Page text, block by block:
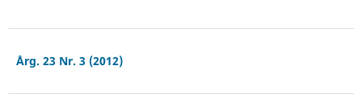
Årg. 23 Nr. 3 (2012)